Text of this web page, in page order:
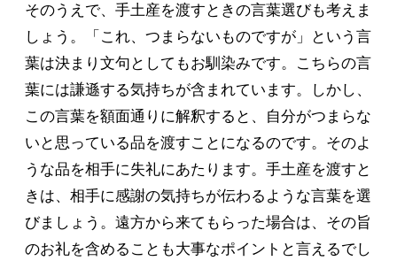
そのうえで、手土産を渡すときの言葉選びも考えま
しょう。「これ、つまらないものですが」という言
葉は決まり文句としてもお馴染みです。こちらの言
葉には謙遜する気持ちが含まれています。しかし、
この言葉を額面通りに解釈すると、自分がつまらな
いと思っている品を渡すことになるのです。そのよ
うな品を相手に失礼にあたります。手土産を渡すと
きは、相手に感謝の気持ちが伝わるような言葉を選
びましょう。遠方から来てもらった場合は、その旨
のお礼を含めることも大事なポイントと言えるでし